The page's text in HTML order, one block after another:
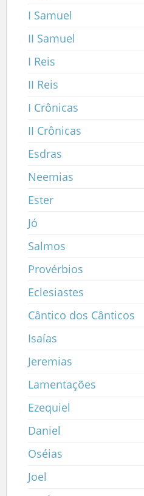
I Samuel
II Samuel
I Reis
II Reis
I Crônicas
II Crônicas
Esdras
Neemias
Ester
Jó
Salmos
Provérbios
Eclesiastes
Cântico dos Cânticos
Isaías
Jeremias
Lamentações
Ezequiel
Daniel
Oséias
Joel